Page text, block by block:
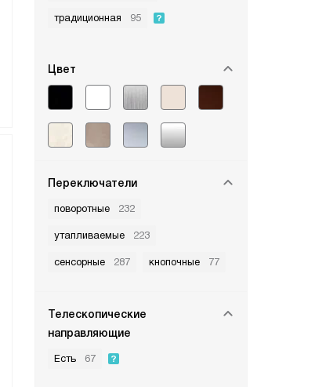
традиционная 95
Цвет
Переключатели
поворотные 232
утапливаемые 223
сенсорные 287 кнопочные 77
Телескопические
направляющие
Есть 67